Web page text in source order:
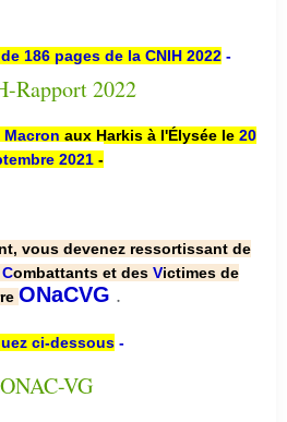
186 pages de la CNIH 2022 -
Macron aux Harkis à l'Élysée le 20
2021 -
vous devenez ressortissant de
Combattants et des Victimes de
ONaCVG .
ci-dessous-